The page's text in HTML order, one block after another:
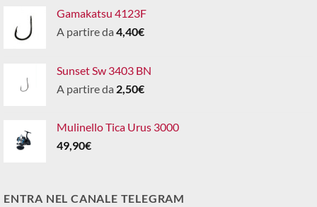
Gamakatsu 4123F
A partire da 4,40€
Sunset Sw 3403 BN
A partire da 2,50€
Mulinello Tica Urus 3000
49,90€
ENTRA NEL CANALE TELEGRAM